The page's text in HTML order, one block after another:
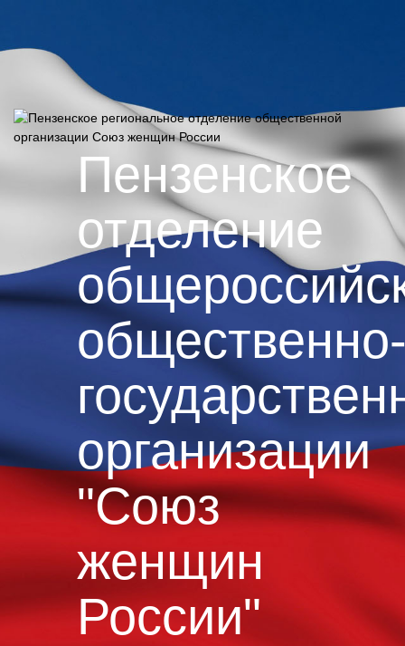
Пензенское
отделение
организации
"Союз
женщин
России"